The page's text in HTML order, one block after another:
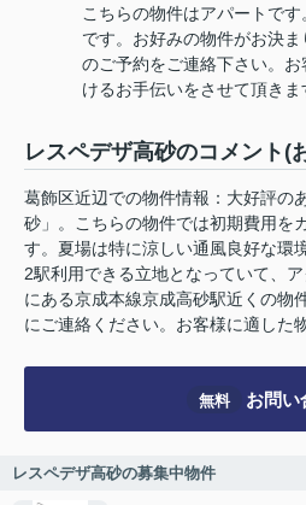
こちらの物件はアパートで
です。お好みの物件がお決
のご予約をご連絡下さい。
けるお手伝いをさせて頂きま
レスペデザ高砂のコメント(
葛飾区近辺での物件情報：大好評の
砂」。こちらの物件では初期費用を
す。夏場は特に涼しい通風良好な環
2駅利用できる立地となっていて、
にある京成本線京成高砂駅近くの物
にご連絡ください。お客様に適した
無料 お問い
レスペデザ高砂の募集中物件